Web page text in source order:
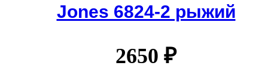
Jones 6824-2 рыжий
2650 ₽